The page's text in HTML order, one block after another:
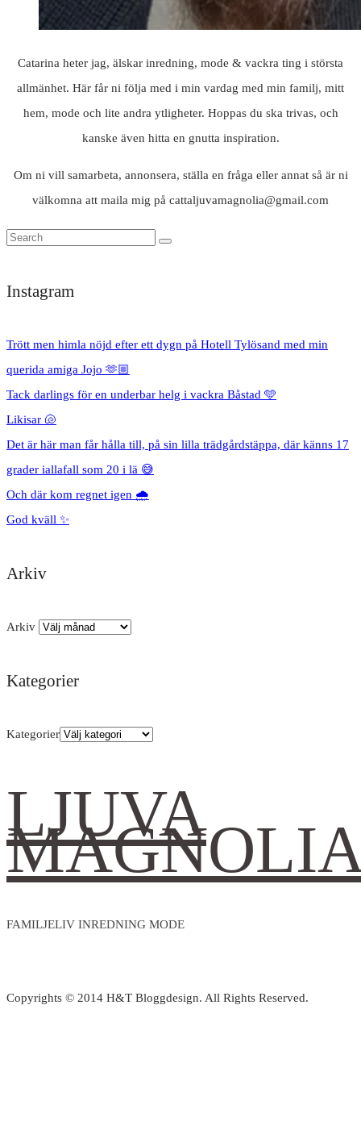
Catarina heter jag, älskar inredning, mode & vackra ting i största
allmänhet. Här får ni följa med i min vardag med min familj, mitt
hem, mode och lite andra ytligheter. Hoppas du ska trivas, och
kanske även hitta en gnutta inspiration.
Om ni vill samarbeta, annonsera, ställa en fråga eller annat så är ni
välkomna att maila mig på cattaljuvamagnolia@gmail.com
Instagram
Trött men himla nöjd efter ett dygn på Hotell Tylösand med min
querida amiga Jojo 🫶🏼
Tack darlings för en underbar helg i vackra Båstad 🩵
Likisar 🐚
Det är här man får hålla till, på sin lilla trädgårdstäppa, där känns 17
grader iallafall som 20 i lä 😅
Och där kom regnet igen 🌧️
God kväll ✨
Arkiv
Arkiv
Kategorier
Kategorier
LJUVA
FAMILJELIV INREDNING MODE
Copyrights © 2014 H&T Bloggdesign. All Rights Reserved.